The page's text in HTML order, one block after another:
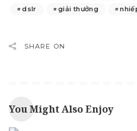
dslr
giải thưởng
SHARE ON
You Might Also Enjoy